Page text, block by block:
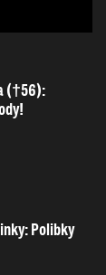
(†56):
Polibky